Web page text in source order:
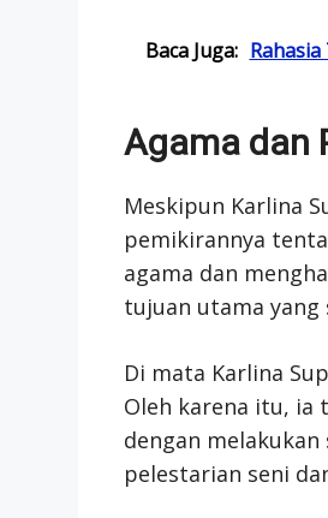
Baca Juga:
Agama dan
Meskipun Karlina
pemikirannya
agama dan
tujuan utama yang
Di mata Karlina
Oleh karena itu, ia
dengan
pelestarian seni